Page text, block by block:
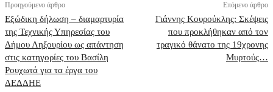
Προηγούμενο άρθρο
Εξώδικη δήλωση – διαμαρτυρία
της Τεχνικής Υπηρεσίας του
Δήμου Ληξουρίου ως απάντηση
στις κατηγορίες του Βασίλη
Ρουχωτά για τα έργα του
ΔΕΔΔΗΕ
Επόμενο άρθρο
Γιάννης Κουρούκλης: Σκέψεις
που προκλήθηκαν από τον
τραγικό θάνατο της 19χρονης
Μυρτούς…